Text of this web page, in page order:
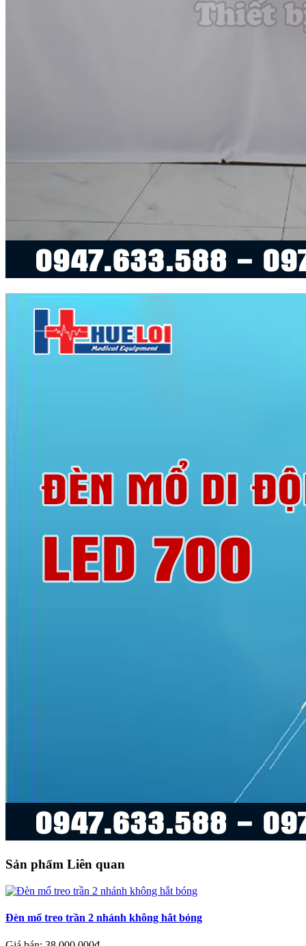
Sản phẩm Liên quan
Đèn mổ treo trần 2 nhánh không hắt bóng